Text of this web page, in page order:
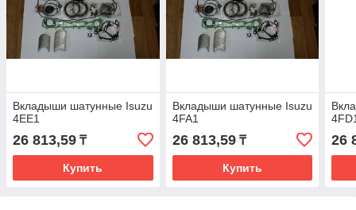
Вкладыши шатунные Isuzu
4EE1
26 813,59 ₸
Купить
Вкладыши шатунные Isuzu
4FA1
26 813,59₸
Купить
26